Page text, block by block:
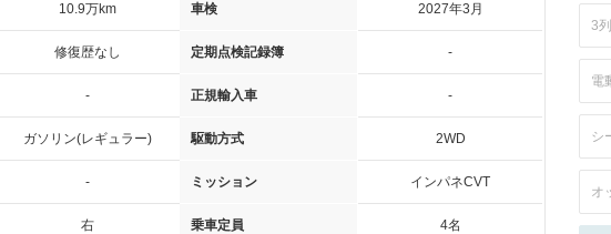
10.9万km 車検 2027年3月
修復歴なし 定期点検記録簿 -
- 正規輸入車 -
ガソリン(レギュラー) 駆動方式 2WD
- ミッション インパネCVT
右 乗車定員 4名
3
電
シ
オ